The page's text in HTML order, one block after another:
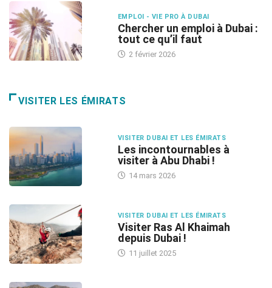
EMPLOI - VIE PRO À DUBAI
Chercher un emploi à Dubai :
tout ce qu’il faut
2 février 2026
VISITER LES ÉMIRATS
VISITER DUBAI ET LES ÉMIRATS
Les incontournables à
visiter à Abu Dhabi !
14 mars 2026
VISITER DUBAI ET LES ÉMIRATS
Visiter Ras Al Khaimah
depuis Dubai !
11 juillet 2025